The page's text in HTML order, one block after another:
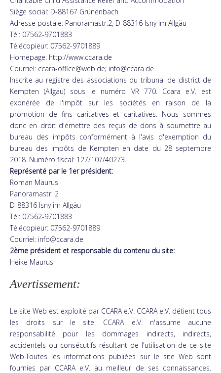
Siège social: D-88167 Grünenbach
Adresse postale: Panoramastr.2, D-88316 Isny ​​im Allgäu
Tél: 07562-9701883
Télécopieur: 07562-9701889
Homepage: http://www.ccara.de
Courriel: ccara-office@web.de; info@ccara.de
Inscrite au registre des associations du tribunal de district de
Kempten (Allgäu) sous le numéro VR 770. Ccara e.V. est
exonérée de l'impôt sur les sociétés en raison de la
promotion de fins caritatives et caritatives. Nous sommes
donc en droit d'émettre des reçus de dons à soumettre au
bureau des impôts conformément à l'avis d'exemption du
bureau des impôts de Kempten en date du 28 septembre
2018. Numéro fiscal: 127/107/40273
Représenté par le 1er président:
Roman Maurus
Panoramastr. 2
D-88316 Isny ​​im Allgäu
Tél: 07562-9701883
Télécopieur: 07562-9701889
Courriel: info@ccara.de
2ème président et responsable du contenu du site:
Heike Maurus
Avertissement:
Le site Web est exploité par CCARA e.V. CCARA e.V. détient tous
les droits sur le site. CCARA e.V. n'assume aucune
responsabilité pour les dommages indirects, indirects,
accidentels ou consécutifs résultant de l'utilisation de ce site
Web.Toutes les informations publiées sur le site Web sont
fournies par CCARA e.V. au meilleur de ses connaissances.